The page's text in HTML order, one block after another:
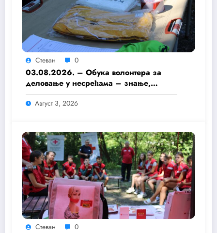
Стеван 0
03.08.2026. – Обука волонтера за
деловање у несрећама – знање,
припремљеност и хуманост као темељ
безбедније заједнице
Август 3, 2026
Стеван 0